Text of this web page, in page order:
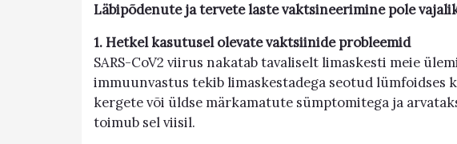
Läbipõdenute ja tervete laste vaktsineerimine pole
1. Hetkel kasutusel olevate vaktsiinide probleemid
SARS-CoV2 viirus nakatab tavaliselt limaskesti meie
immuunvastus tekib limaskestadega seotud lümfoidses
kergete või üldse märkamatute sümptomitega ja
toimub sel viisil.